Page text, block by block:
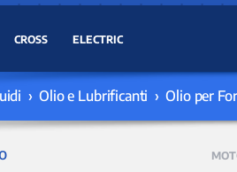
CROSS ELECTRIC
› Olio e Lubrificanti › Olio per